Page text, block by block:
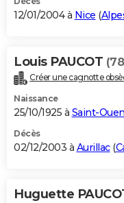
12/01/2004 à Nice (
Louis PAUCOT
Créer une cagnotte
Naissance
25/10/1925 à Saint-
Décès
02/12/2003 à Aurillac(
Huguette